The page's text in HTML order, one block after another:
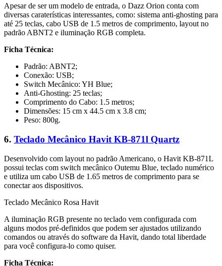
Apesar de ser um modelo de entrada, o Dazz Orion conta com
diversas caraterísticas interessantes, como: sistema anti-ghosting para
até 25 teclas, cabo USB de 1.5 metros de comprimento, layout no
padrão ABNT2 e iluminação RGB completa.
Ficha Técnica:
Padrão: ABNT2;
Conexão: USB;
Switch Mecânico: YH Blue;
Anti-Ghosting: 25 teclas;
Comprimento do Cabo: 1.5 metros;
Dimensões: 15 cm x 44.5 cm x 3.8 cm;
Peso: 800g.
6. Teclado Mecânico Havit KB-871l Quartz
Desenvolvido com layout no padrão Americano, o Havit KB-871L
possui teclas com switch mecânico Outemu Blue, teclado numérico
e utiliza um cabo USB de 1.65 metros de comprimento para se
conectar aos dispositivos.
Teclado Mecânico Rosa Havit
A iluminação RGB presente no teclado vem configurada com
alguns modos pré-definidos que podem ser ajustados utilizando
comandos ou através do software da Havit, dando total liberdade
para você configura-lo como quiser.
Ficha Técnica: